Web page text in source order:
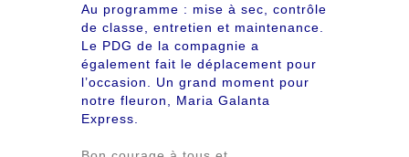
Au programme : mise à sec, contrôle
de classe, entretien et maintenance.
Le PDG de la compagnie a
également fait le déplacement pour
l’occasion. Un grand moment pour
notre fleuron, Maria Galanta
Express.